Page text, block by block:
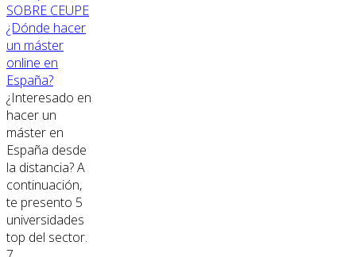
SOBRE CEUPE
¿Dónde hacer
un máster
online en
España?
¿Interesado en
hacer un
máster en
España desde
la distancia? A
continuación,
te presento 5
universidades
top del sector.